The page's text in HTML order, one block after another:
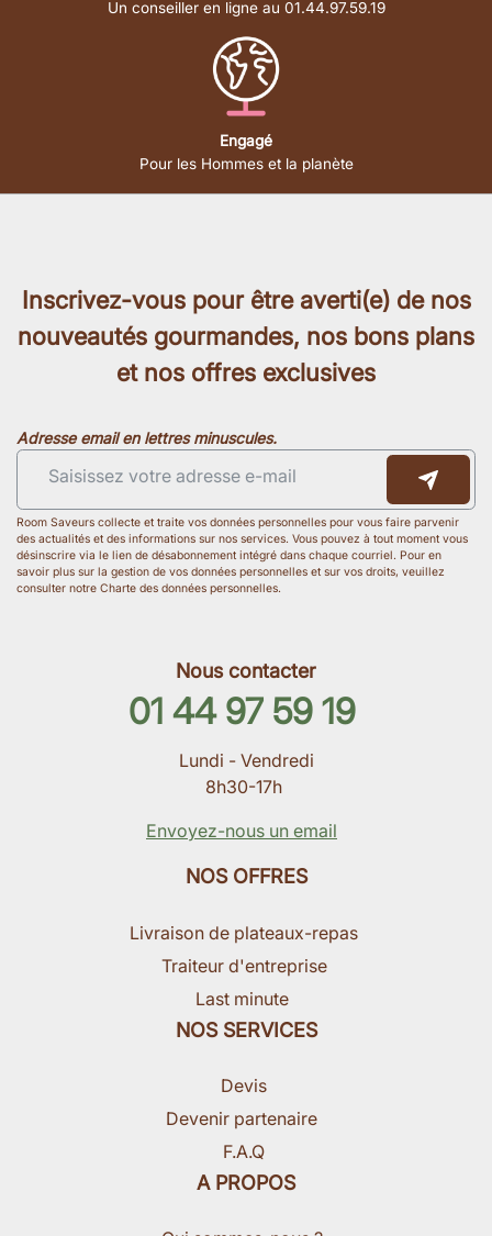
Un conseiller en ligne au 01.44.97.59.19
Engagé
Pour les Hommes et la planète
Inscrivez-vous pour être averti(e) de nos
nouveautés gourmandes, nos bons plans
et nos offres exclusives
Adresse email en lettres minuscules.
Room Saveurs collecte et traite vos données personnelles pour vous faire parvenir
des actualités et des informations sur nos services. Vous pouvez à tout moment vous
désinscrire via le lien de désabonnement intégré dans chaque courriel. Pour en
savoir plus sur la gestion de vos données personnelles et sur vos droits, veuillez
consulter notre Charte des données personnelles.
Nous contacter
01 44 97 59 19
Lundi - Vendredi
8h30-17h
Envoyez-nous un email
NOS OFFRES
Livraison de plateaux-repas
Traiteur d'entreprise
Last minute
NOS SERVICES
Devis
Devenir partenaire
F.A.Q
A PROPOS